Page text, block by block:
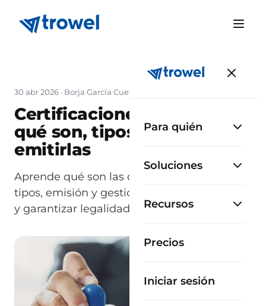
Para quién
Soluciones
Recursos
Precios
Iniciar sesión
30 abr 2026 · Borja García Cueto
Certificaciones de obra:
qué son, tipos y cómo
emitirlas
Aprende qué son las certificaciones de obra,
tipos, emisión y gestión para agilizar cobros
y garantizar legalidad en España.